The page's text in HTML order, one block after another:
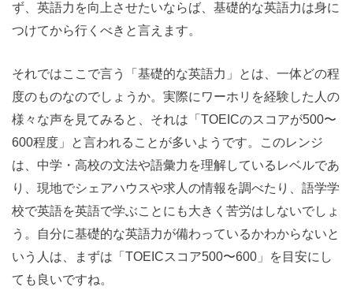
ず、英語力を向上させたいならば、基礎的な英語力は身に
つけてから行くべきと言えます。
それではここで言う「基礎的な英語力」とは、一体どの程
度のものなのでしょうか。実際にワーホリを経験した人の
様々な声を見てみると、それは「TOEICのスコアが500〜
600程度」と言われることが多いようです。このレンジ
は、中学・高校の文法や語彙力を理解しているレベルであ
り、現地でシェアハウスや求人の情報を調べたり、語学学
校で英語を英語で学ぶことにも大きく苦労はしないでしょ
う。自分に基礎的な英語力が備わっているかわからないと
いう人は、まずは「TOEICスコア500〜600」を目安にし
ても良いですね。